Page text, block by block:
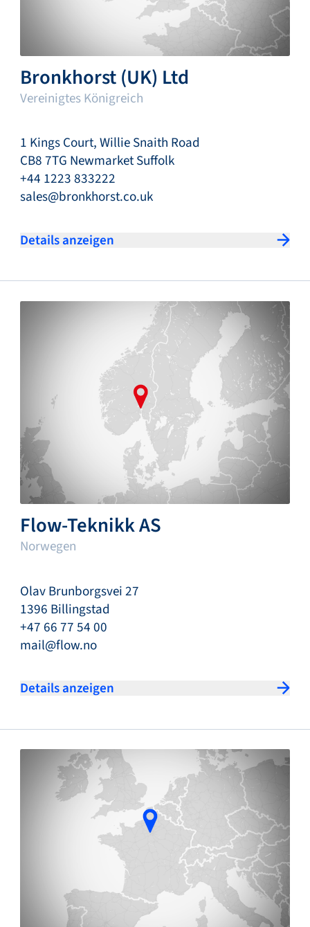
Bronkhorst (UK) Ltd
Vereinigtes Königreich
1 Kings Court, Willie Snaith Road
CB8 7TG Newmarket Suffolk
+44 1223 833222
sales@bronkhorst.co.uk
Details anzeigen
Flow-Teknikk AS
Norwegen
Olav Brunborgsvei 27
1396 Billingstad
+47 66 77 54 00
mail@flow.no
Details anzeigen